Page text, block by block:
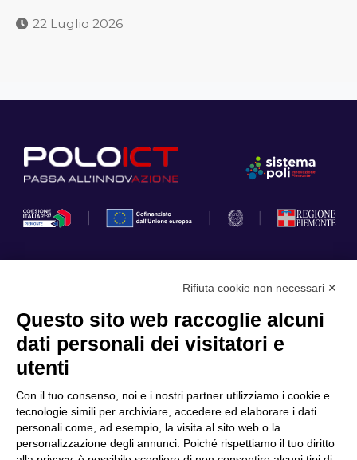
22 Luglio 2026
Cookie Policy
Scopri il Polo
Partner
Finanziamenti e bandi
Internazionalizzazione
News & Eventi
Rifiuta cookie non necessari ✕
Questo sito web raccoglie alcuni
dati personali dei visitatori e
utenti
Con il tuo consenso, noi e i nostri partner utilizziamo i cookie e
tecnologie simili per archiviare, accedere ed elaborare i dati
personali come, ad esempio, la visita al sito web o la
personalizzazione degli annunci. Poiché rispettiamo il tuo diritto